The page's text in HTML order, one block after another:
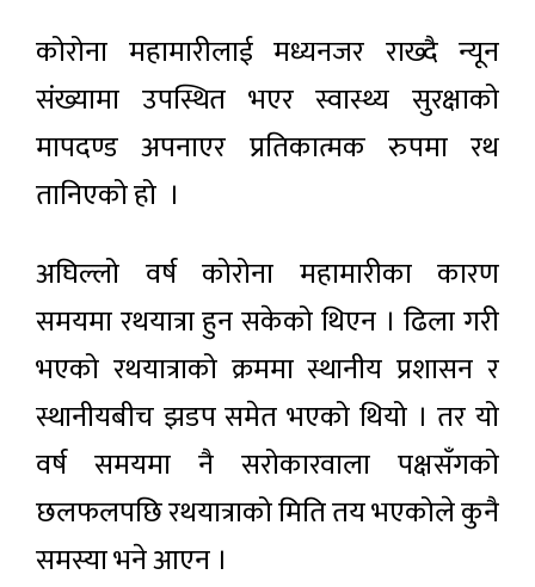
कोरोना महामारीलाई मध्यनजर राख्दै न्यून
संख्यामा उपस्थित भएर स्वास्थ्य सुरक्षाको
मापदण्ड अपनाएर प्रतिकात्मक रुपमा रथ
तानिएको हो ।
अघिल्लो वर्ष कोरोना महामारीका कारण
समयमा रथयात्रा हुन सकेको थिएन । ढिला गरी
भएको रथयात्राको क्रममा स्थानीय प्रशासन र
स्थानीयबीच झडप समेत भएको थियो । तर यो
वर्ष समयमा नै सरोकारवाला पक्षसँगको
छलफलपछि रथयात्राको मिति तय भएकोले कुनै
समस्या भने आएन ।